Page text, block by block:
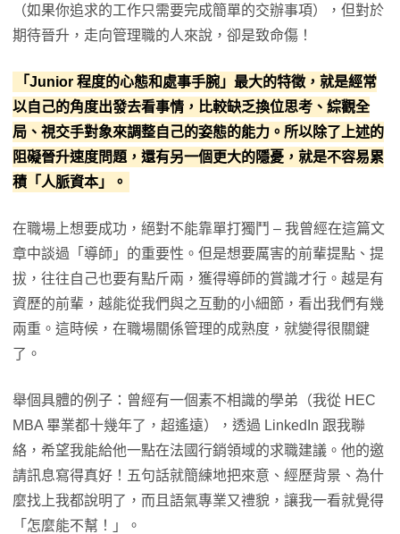
（如果你追求的工作只需要完成簡單的交辦事項），但對於
期待晉升，走向管理職的人來說，卻是致命傷！
「Junior 程度的心態和處事手腕」最大的特徵，就是經常
以自己的角度出發去看事情，比較缺乏換位思考、綜觀全
局、視交手對象來調整自己的姿態的能力。所以除了上述的
阻礙晉升速度問題，還有另一個更大的隱憂，就是不容易累
積「人脈資本」。
在職場上想要成功，絕對不能靠單打獨鬥 – 我曾經在這篇文
章中談過「導師」的重要性。但是想要厲害的前輩提點、提
拔，往往自己也要有點斤兩，獲得導師的賞識才行。越是有
資歷的前輩，越能從我們與之互動的小細節，看出我們有幾
兩重。這時候，在職場關係管理的成熟度，就變得很關鍵
了。
舉個具體的例子：曾經有一個素不相識的學弟（我從 HEC
MBA 畢業都十幾年了，超遙遠），透過 LinkedIn 跟我聯
絡，希望我能給他一點在法國行銷領域的求職建議。他的邀
請訊息寫得真好！五句話就簡練地把來意、經歷背景、為什
麼找上我都說明了，而且語氣專業又禮貌，讓我一看就覺得
「怎麼能不幫！」。